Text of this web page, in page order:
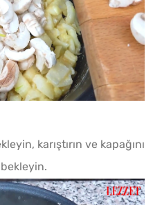
karıştırın ve kapağını